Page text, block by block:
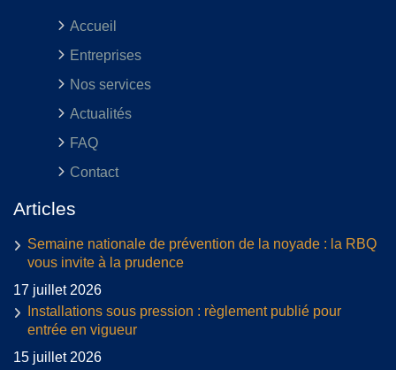
Accueil
Entreprises
Nos services
Actualités
FAQ
Contact
Articles
Semaine nationale de prévention de la noyade : la RBQ
vous invite à la prudence
17 juillet 2026
Installations sous pression : règlement publié pour
entrée en vigueur
15 juillet 2026